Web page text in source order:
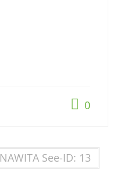
0
NAWITA See-ID: 13